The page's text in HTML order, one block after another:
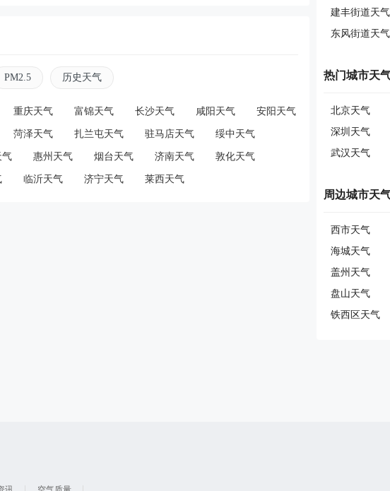
PM2.5 历史天气
重庆天气 富锦天气 长沙天气 咸阳天气 安阳天气
菏泽天气 扎兰屯天气 驻马店天气 绥中天气
气 惠州天气 烟台天气 济南天气 敦化天气
临沂天气 济宁天气 莱西天气
建丰街道天气
东风街道天气
热门城市天
北京天气
深圳天气
武汉天气
周边城市天
西市天气
海城天气
盖州天气
盘山天气
铁西区天气